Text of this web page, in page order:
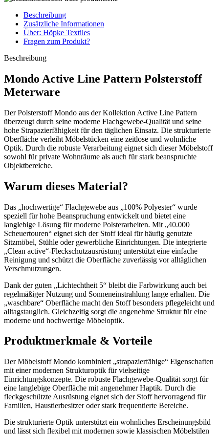
Beschreibung
Zusätzliche Informationen
Über: Höpke Textiles
Fragen zum Produkt?
Beschreibung
Mondo Active Line Pattern Polsterstoff
Meterware
Der Polsterstoff Mondo aus der Kollektion Active Line Pattern
überzeugt durch seine moderne Flachgewebe-Qualität und seine
hohe Strapazierfähigkeit für den täglichen Einsatz. Die strukturierte
Oberfläche verleiht Möbelstücken eine zeitlose und wohnliche
Optik. Durch die robuste Verarbeitung eignet sich dieser Möbelstoff
sowohl für private Wohnräume als auch für stark beanspruchte
Objektbereiche.
Warum dieses Material?
Das „hochwertige“ Flachgewebe aus „100% Polyester“ wurde
speziell für hohe Beanspruchung entwickelt und bietet eine
langlebige Lösung für moderne Polsterarbeiten. Mit „40.000
Scheuertouren“ eignet sich der Stoff ideal für häufig genutzte
Sitzmöbel, Stühle oder gewerbliche Einrichtungen. Die integrierte
„Clean active“-Fleckschutzausrüstung unterstützt eine einfache
Reinigung und schützt die Oberfläche zuverlässig vor alltäglichen
Verschmutzungen.
Dank der guten „Lichtechtheit 5“ bleibt die Farbwirkung auch bei
regelmäßiger Nutzung und Sonneneinstrahlung lange erhalten. Die
„waschbare“ Oberfläche macht den Stoff besonders pflegeleicht und
alltagstauglich. Gleichzeitig sorgt die angenehme Struktur für eine
moderne und hochwertige Möbeloptik.
Produktmerkmale & Vorteile
Der Möbelstoff Mondo kombiniert „strapazierfähige“ Eigenschaften
mit einer modernen Strukturoptik für vielseitige
Einrichtungskonzepte. Die robuste Flachgewebe-Qualität sorgt für
eine langlebige Oberfläche mit angenehmer Haptik. Durch die
fleckgeschützte Ausrüstung eignet sich der Stoff hervorragend für
Familien, Haustierbesitzer oder stark frequentierte Bereiche.
Die strukturierte Optik unterstützt ein wohnliches Erscheinungsbild
und lässt sich flexibel mit modernen sowie klassischen Möbelstilen